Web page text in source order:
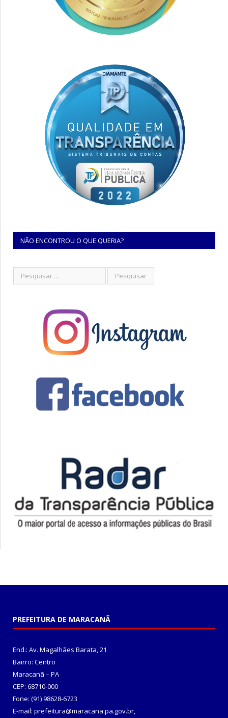
NÃO ENCONTROU O QUE QUERIA?
PREFEITURA DE MARACANÃ
End.: Av. Magalhães Barata, 21
Bairro: Centro
Maracanã – PA
CEP: 68710-000
Fone: (91) 98628-6723
E-mail: prefeitura@maracana.pa.gov.br,